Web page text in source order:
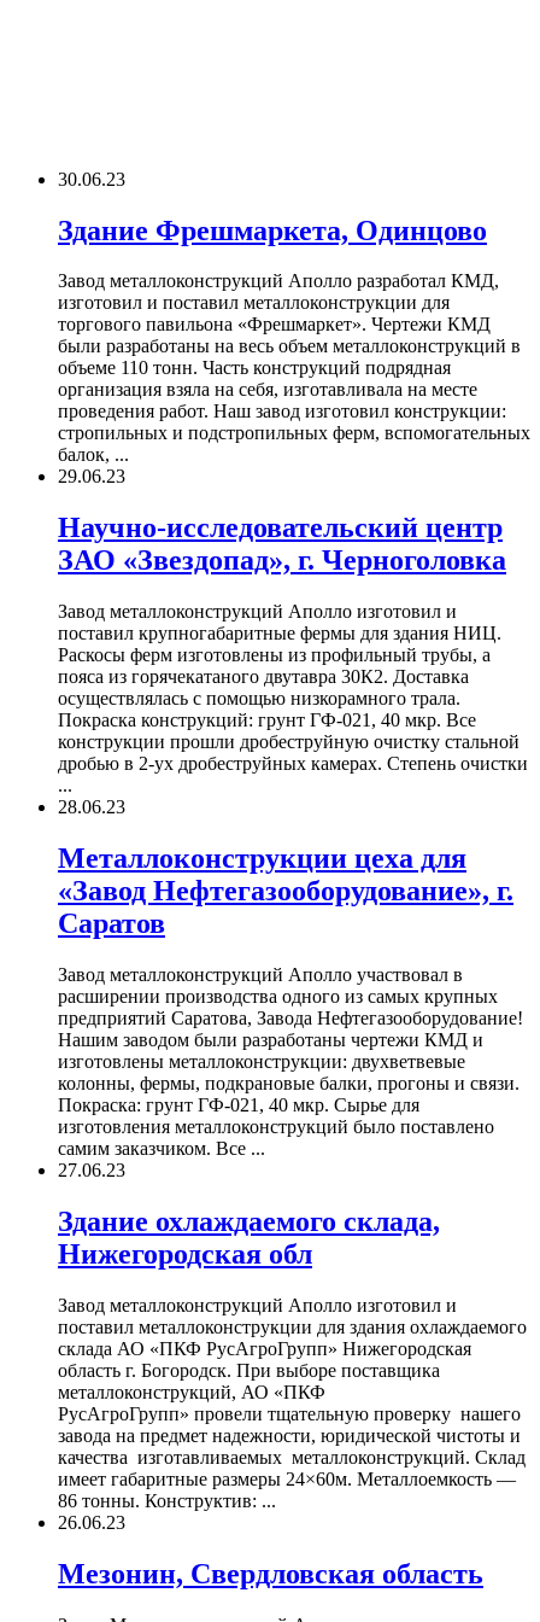
30.06.23
Здание Фрешмаркета, Одинцово
Завод металлоконструкций Аполло разработал КМД,
изготовил и поставил металлоконструкции для
торгового павильона «Фрешмаркет». Чертежи КМД
были разработаны на весь объем металлоконструкций в
объеме 110 тонн. Часть конструкций подрядная
организация взяла на себя, изготавливала на месте
проведения работ. Наш завод изготовил конструкции:
стропильных и подстропильных ферм, вспомогательных
балок, ...
29.06.23
Научно-исследовательский центр
ЗАО «Звездопад», г. Черноголовка
Завод металлоконструкций Аполло изготовил и
поставил крупногабаритные фермы для здания НИЦ.
Раскосы ферм изготовлены из профильный трубы, а
пояса из горячекатаного двутавра 30К2. Доставка
осуществлялась с помощью низкорамного трала.
Покраска конструкций: грунт ГФ-021, 40 мкр. Все
конструкции прошли дробеструйную очистку стальной
дробью в 2-ух дробеструйных камерах. Степень очистки
...
28.06.23
Металлоконструкции цеха для
«Завод Нефтегазооборудование», г.
Саратов
Завод металлоконструкций Аполло участвовал в
расширении производства одного из самых крупных
предприятий Саратова, Завода Нефтегазооборудование!
Нашим заводом были разработаны чертежи КМД и
изготовлены металлоконструкции: двухветвевые
колонны, фермы, подкрановые балки, прогоны и связи.
Покраска: грунт ГФ-021, 40 мкр. Сырье для
изготовления металлоконструкций было поставлено
самим заказчиком. Все ...
27.06.23
Здание охлаждаемого склада,
Нижегородская обл
Завод металлоконструкций Аполло изготовил и
поставил металлоконструкции для здания охлаждаемого
склада АО «ПКФ РусАгроГрупп» Нижегородская
область г. Богородск. При выборе поставщика
металлоконструкций, АО «ПКФ
РусАгроГрупп» провели тщательную проверку нашего
завода на предмет надежности, юридической чистоты и
качества изготавливаемых металлоконструкций. Склад
имеет габаритные размеры 24×60м. Металлоемкость —
86 тонны. Конструктив: ...
26.06.23
Мезонин, Свердловская область